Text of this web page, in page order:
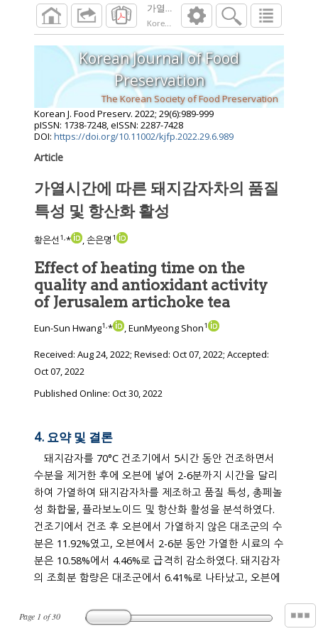
가열시간에 따른 돼지감자차의 품질 특성
Korean J. Food Preserv.
2022 ;29( ):
Page 1 of30
Korean Journal of Food
Preservation
The Korean Society of Food Preservation
Korean J. Food Preserv. 2022; 29(6):989-999
pISSN: 1738-7248, eISSN: 2287-7428
DOI: https://doi.org/10.11002/kjfp.2022.29.6.989
Article
가열시간에 따른 돼지감자차의 품질
특성 및 항산화 활성
황은선 1,* , 손은명 1
Effect of heating time on the
quality and antioxidant activity
of Jerusalem artichoke tea
Eun-Sun Hwang1,* , EunMyeong Shon1
Received: Aug 24, 2022; Revised: Oct 07, 2022; Accepted:
Oct 07, 2022
Published Online: Oct 30, 2022
4. 요약 및 결론
돼지감자를 70°C 건조기에서 5시간 동안 건조하면서
수분을 제거한 후에 오븐에 넣어 2-6분까지 시간을 달리
하여 가열하여 돼지감자차를 제조하고 품질 특성, 총페놀
성 화합물, 플라보노이드 및 항산화 활성을 분석하였다.
건조기에서 건조 후 오븐에서 가열하지 않은 대조군의 수
분은 11.92%였고, 오븐에서 2-6분 동안 가열한 시료의 수
분은 10.58%에서 4.46%로 급격히 감소하였다. 돼지감자
의 조회분 함량은 대조군에서 6.41%로 나타났고, 오븐에